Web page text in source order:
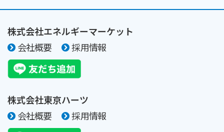
株式会社エネルギーマーケット
会社概要
採用情報
株式会社東京ハーツ
会社概要
採用情報